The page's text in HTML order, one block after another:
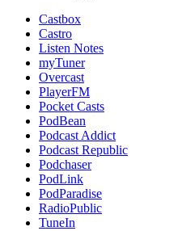
Castbox
Castro
Listen Notes
myTuner
Overcast
PlayerFM
Pocket Casts
PodBean
Podcast Addict
Podcast Republic
Podchaser
PodLink
PodParadise
RadioPublic
TuneIn